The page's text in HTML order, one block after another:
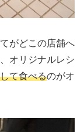
がどこの店舗へ
オリジナルレシ
て食べるのがオ